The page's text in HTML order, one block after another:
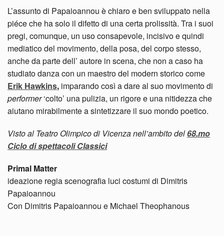
L’assunto di Papaioannou è chiaro e ben sviluppato nella
piéce che ha solo il difetto di una certa prolissità. Tra i suoi
pregi, comunque, un uso consapevole, incisivo e quindi
mediatico del movimento, della posa, del corpo stesso,
anche da parte dell’ autore in scena, che non a caso ha
studiato danza con un maestro del modern storico come
Erik Hawkins, imparando così a dare al suo movimento di
performer‘colto’ una pulizia, un rigore e una nitidezza che
aiutano mirabilmente a sintetizzare il suo mondo poetico.
Visto al Teatro Olimpico di Vicenza nell’ambito del68.mo
Ciclo di spettacoli Classici
Primal Matter
ideazione regia scenografia luci costumi di Dimitris
Papaioannou
Con Dimitris Papaioannou e Michael Theophanous